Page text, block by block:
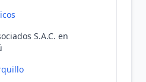
S.A.C. en